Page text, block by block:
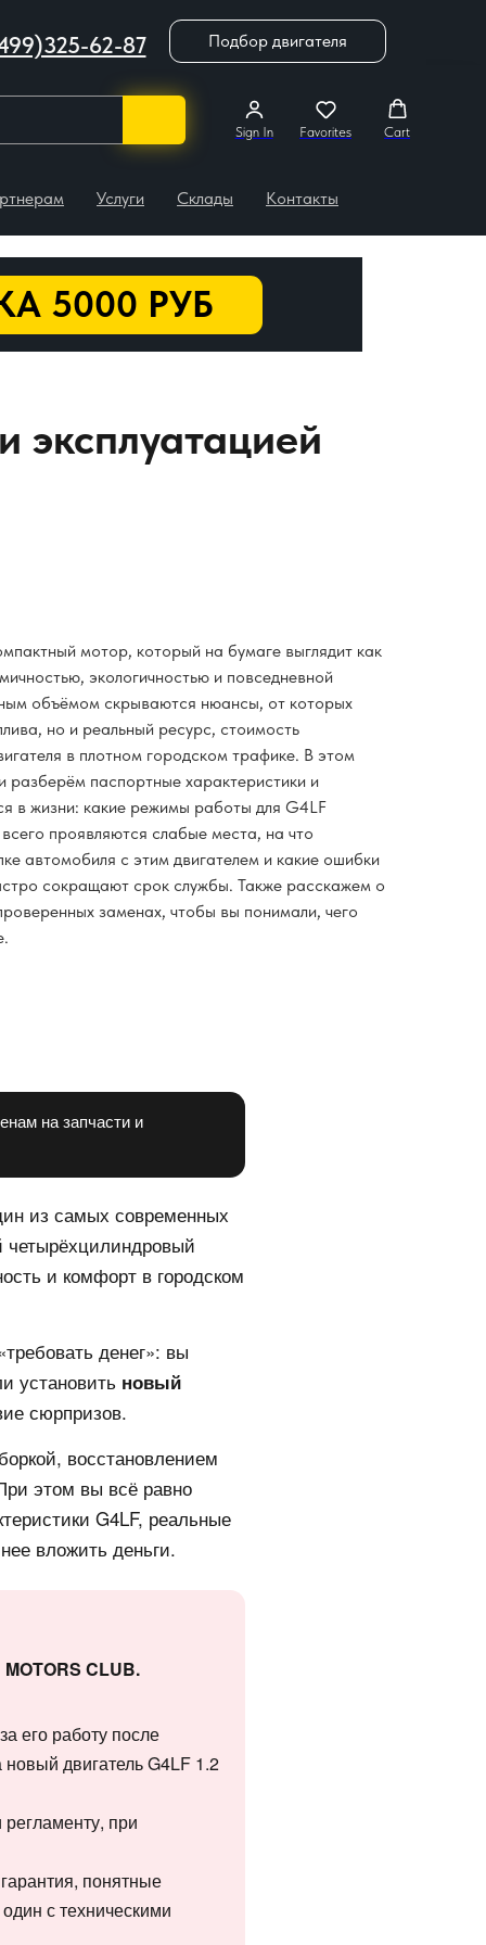
62-87 Подбор двигателя
Sign In Favorites Cart
Услуги Склады Контакты
5000 РУБ
эксплуатацией
мотор, который на бумаге выглядит как
экологичностью и повседневной
объёмом скрываются нюансы, от которых
но и реальный ресурс, стоимость
в плотном городском трафике. В этом
паспортные характеристики и
в жизни: какие режимы работы для G4LF
проявляются слабые места, на что
автомобиля с этим двигателем и какие ошибки
сокращают срок службы. Также расскажем о
заменах, чтобы вы понимали, чего
на запчасти и
из самых современных
и комфорт в городском
денег»: вы
установить новый
сюрпризов.
восстановлением
этом вы всё равно
G4LF, реальные
вложить деньги.
CLUB.
его работу после
двигатель G4LF 1.2
при
понятные
с техническими